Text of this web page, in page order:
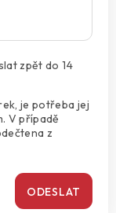
zpět do 14
je potřeba jej
V případě
z